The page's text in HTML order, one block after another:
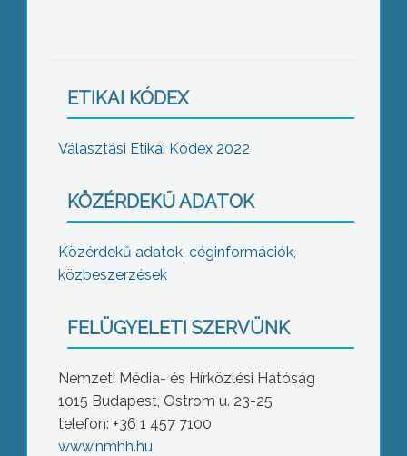
ETIKAI KÓDEX
Választási Etikai Kódex 2022
KÖZÉRDEKŰ ADATOK
Közérdekű adatok, céginformációk,
közbeszerzések
FELÜGYELETI SZERVÜNK
Nemzeti Média- és Hírközlési Hatóság
1015 Budapest, Ostrom u. 23-25
telefon: +36 1 457 7100
www.nmhh.hu